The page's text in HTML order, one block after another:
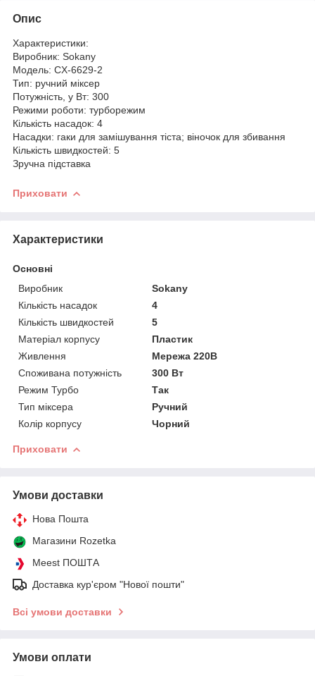
Опис
Характеристики:
Виробник: Sokany
Модель: CX-6629-2
Тип: ручний міксер
Потужність, у Вт: 300
Режими роботи: турборежим
Кількість насадок: 4
Насадки: гаки для замішування тіста; віночок для збивання
Кількість швидкостей: 5
Зручна підставка
Приховати
Характеристики
Основні
Виробник
Sokany
Кількість насадок
4
Кількість швидкостей
5
Матеріал корпусу
Пластик
Живлення
Мережа 220В
Споживана потужність
300 Вт
Режим Турбо
Так
Тип міксера
Ручний
Колір корпусу
Чорний
Приховати
Умови доставки
Нова Пошта
Магазини Rozetka
Meest ПОШТА
Доставка кур'єром "Нової пошти"
Всі умови доставки
Умови оплати